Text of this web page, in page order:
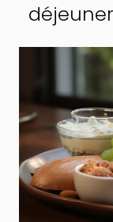
déjeuner